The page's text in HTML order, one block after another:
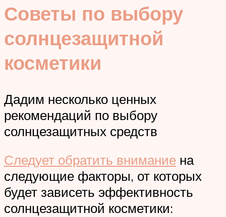
Советы по выбору
солнцезащитной
косметики
Дадим несколько ценных
рекомендаций по выбору
солнцезащитных средств
Следует обратить внимание на
следующие факторы, от которых
будет зависеть эффективность
солнцезащитной косметики: